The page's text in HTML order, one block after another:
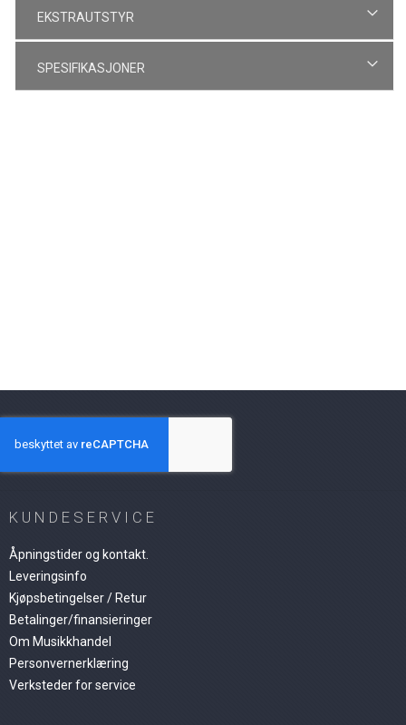
EKSTRAUTSTYR
SPESIFIKASJONER
KUNDESERVICE
Åpningstider og kontakt.
Leveringsinfo
Kjøpsbetingelser / Retur
Betalinger/finansieringer
Om Musikkhandel
Personvernerklæring
Verksteder for service